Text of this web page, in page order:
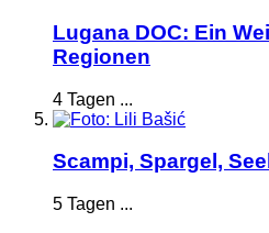
Lugana DOC: Ein
Regionen
4 Tagen ...
Scampi, Spargel,
5 Tagen ...